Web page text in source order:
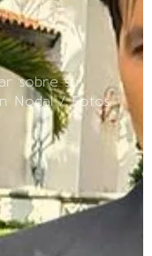
sobre su
Nodal / Fotos: